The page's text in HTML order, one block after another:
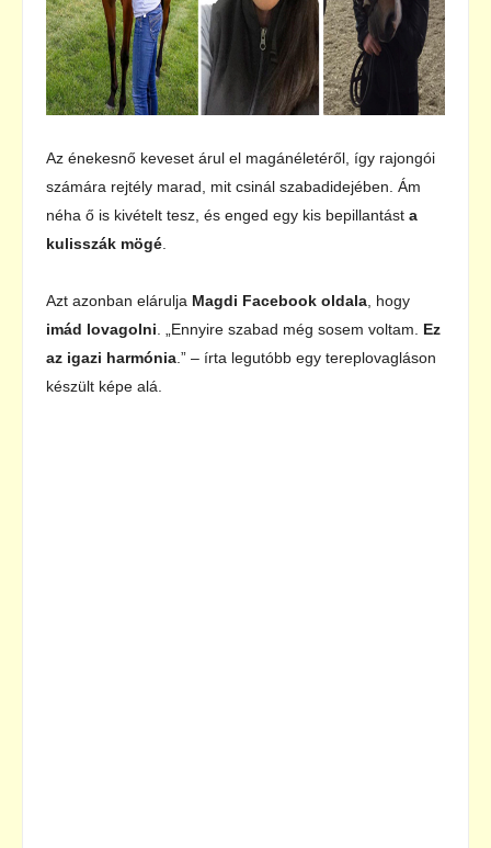
Az énekesnő keveset árul el magánéletéről, így rajongói
számára rejtély marad, mit csinál szabadidejében. Ám
néha ő is kivételt tesz, és enged egy kis bepillantást a
kulisszák mögé
Azt azonban elárulja Magdi Facebook oldala , hogy
imád lovagolni . „Ennyire szabad még sosem voltam. Ez
az igazi harmónia .” – írta legutóbb egy tereplovagláson
készült képe alá.